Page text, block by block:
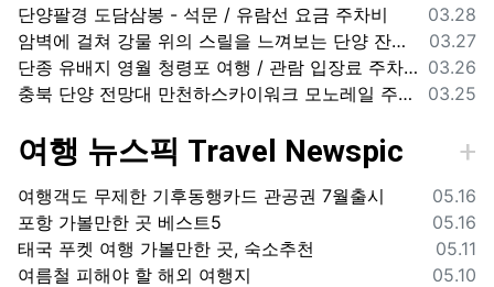
등록일
03.28
단양팔경 도담삼봉 - 석문 / 유람선 요금 주차비
등록일
03.27
암벽에 걸쳐 강물 위의 스릴을 느껴보는 단양 잔도길
등록일
03.26
단종 유배지 영월 청령포 여행 / 관람 입장료 주차장
등록일
03.25
충북 단양 전망대 만천하스카이워크 모노레일 주차장 여행코스
여행 뉴스픽 Travel Newspic
등록일
05.16
여행객도 무제한 기후동행카드 관공권 7월출시
등록일
05.16
포항 가볼만한 곳 베스트5
등록일
05.11
태국 푸켓 여행 가볼만한 곳, 숙소추천
등록일
05.10
여름철 피해야 할 해외 여행지